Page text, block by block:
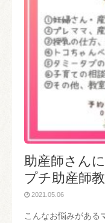
助産師さん
プチ助産師
2021.05.06
こんなお悩みがある